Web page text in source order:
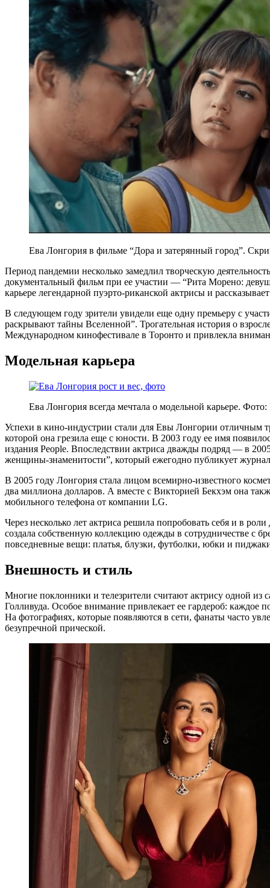
Ева Лонгория в фильме “Дора и затерянный город”.
Период пандемии несколько замедлил творческую
документальный фильм при ее участии — “Рита Морено:
карьере легендарной пуэрто-риканской актрисы и
В следующем году зрители увидели еще одну премьеру с
раскрывают тайны Вселенной”. Трогательная история о
Международном кинофестивале в Торонто и привлекла
Модельная карьера
Ева Лонгория всегда мечтала о модельной карьере.
Успехи в кино-индустрии стали для Евы Лонгории отличным
которой она грезила еще с юности. В 2003 году ее имя
издания People. Впоследствии актриса дважды подряд — в
женщины-знаменитости”, который ежегодно публикует
В 2005 году Лонгория стала лицом всемирно-известного
два миллиона долларов. А вместе с Викторией Бекхэм она
мобильного телефона от компании LG.
Через несколько лет актриса решила попробовать себя и в
создала собственную коллекцию одежды в сотрудничестве с
повседневные вещи: платья, блузки, футболки, юбки и
Внешность и стиль
Многие поклонники и телезрители считают актрису одной
Голливуда. Особое внимание привлекает ее гардероб: каждое
На фотографиях, которые появляются в сети, фанаты часто
безупречной прической.